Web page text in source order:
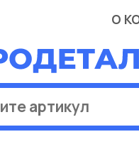
О